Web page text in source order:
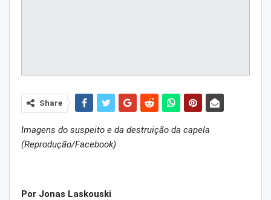
Share
Imagens do suspeito e da destruição da capela
(Reprodução/Facebook)
Por Jonas Laskouski